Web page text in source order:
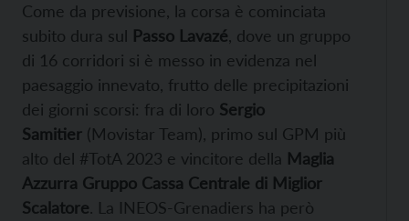
Come da previsione, la corsa è cominciata
subito dura sul Passo Lavazé , dove un gruppo
di 16 corridori si è messo in evidenza nel
paesaggio innevato, frutto delle precipitazioni
dei giorni scorsi: fra di loro Sergio
Samitier (Movistar Team), primo sul GPM più
alto del #TotA 2023 e vincitore della Maglia
Azzurra Gruppo Cassa Centrale di Miglior
Scalatore. La INEOS-Grenadiers ha però